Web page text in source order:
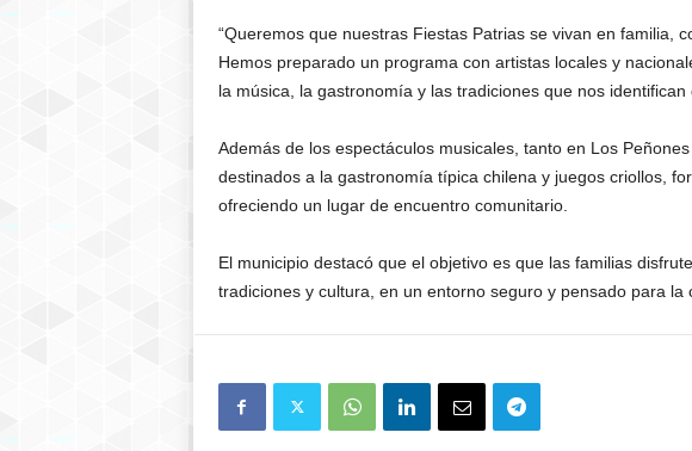
“Queremos que nuestras Fiestas Patrias se vivan en familia,
Hemos preparado un programa con artistas locales y
la música, la gastronomía y las tradiciones que nos identifican
Además de los espectáculos musicales, tanto en Los
destinados a la gastronomía típica chilena y juegos criollos,
ofreciendo un lugar de encuentro comunitario.
El municipio destacó que el objetivo es que las familias
tradiciones y cultura, en un entorno seguro y pensado para la